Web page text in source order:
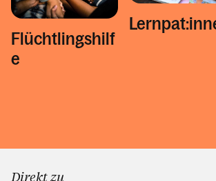
Flüchtlingshilf
e
Direkt zu